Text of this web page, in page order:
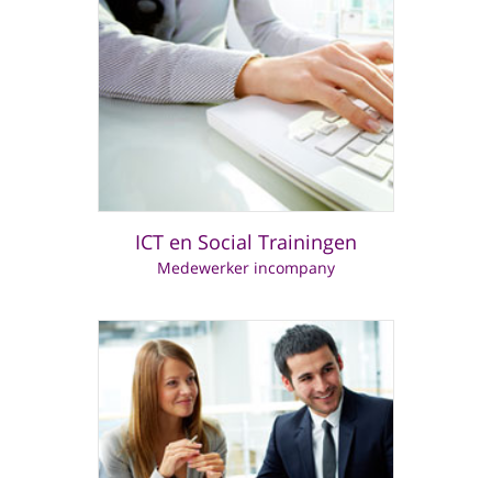
ICT en Social Trainingen
Medewerker incompany